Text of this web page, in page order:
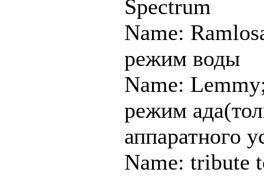
Spectrum
Name:
режим воды
Name:
режим
аппаратного
Name: tribute